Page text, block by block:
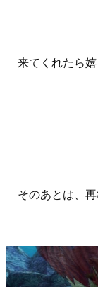
来てくれたら嬉
そのあとは、再